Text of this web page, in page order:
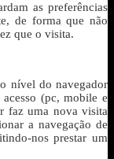
as preferências
de forma que não
que o visita.
nível do navegador
(pc, mobile e
faz uma nova visita
a navegação de
nos prestar um